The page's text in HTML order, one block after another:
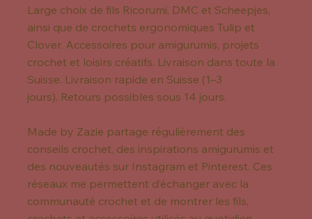
Large choix de fils Ricorumi, DMC et Scheepjes,
ainsi que de crochets ergonomiques Tulip et
Clover. Accessoires pour amigurumis, projets
crochet et loisirs créatifs. Livraison dans toute la
Suisse. Livraison rapide en Suisse (1–3
jours). Retours possibles sous 14 jours.
Made by Zazie partage régulièrement des
conseils crochet, des inspirations amigurumis et
des nouveautés sur Instagram et Pinterest. Ces
réseaux me permettent d’échanger avec la
communauté crochet et de montrer les fils,